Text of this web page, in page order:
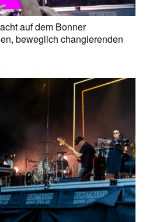
auf dem Bonner
beweglich changierenden